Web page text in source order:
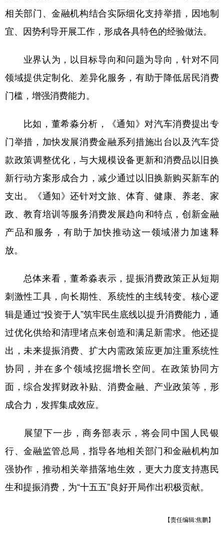
相关部门、金融机构结合实际细化支持举措，因地制
宜、因势利导开展工作，形成各具特色的经验做法。
业界认为，以目标导向和问题为导向，针对不同
领域提供定制化、差异化服务，有助于降低居民消费
门槛，增强消费能力。
比如，董希淼分析，《通知》对汽车消费提出专
门举措，加快发展消费金融系列措施出台以及汽车贷
款政策调整优化，与大规模设备更新和消费品以旧换
新行动方案形成合力，减少通过以旧换新购买新车的
支出。《通知》还针对文旅、体育、健康、养老、家
政、教育培训等服务消费发展趋向和特点，创新金融
产品和服务，有助于加快推动这一领域潜力加速释
放。
总体来看，董希淼表示，提振消费政策正从短期
刺激性工具，向长期性、系统性的主线转变。核心逻
辑是通过“投资于人”筑牢民生底线以提升消费能力，通
过优化供给和清理堵点来创造和满足新需求。他还提
出，未来提振消费、扩大内需政策应更加注重系统性
协同，并在多个领域挖掘增长空间。在政策协同方
面，综合发挥财政补贴、消费金融、产业政策等，形
成合力，发挥集成效应。
展望下一步，商务部表示，将会同中国人民银
行、金融监管总局，指导各地相关部门和金融机构加
强协作，推动相关举措落地生效，更大力度支持惠民
生和提振消费，为“十五五”良好开局作出积极贡献。
【责任编辑:焦鹏】